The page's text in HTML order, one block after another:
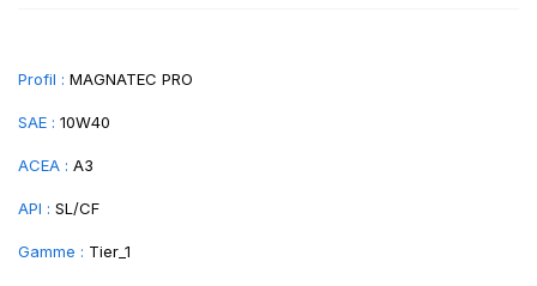
Profil : MAGNATEC PRO
SAE : 10W40
ACEA : A3
API : SL/CF
Gamme : Tier_1